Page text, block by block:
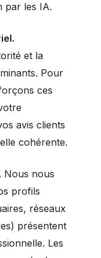
par les IA.
et la
Pour
ces
avis clients
cohérente.
Nous nous
profils
réseaux
présentent
Les